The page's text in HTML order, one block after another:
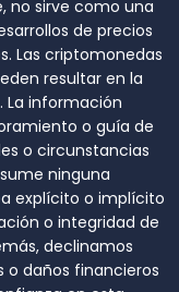
no sirve como una
de precios
Las criptomonedas
resultar en la
La información
o guía de
o circunstancias
ninguna
explícito o implícito
o integridad de
declinamos
o daños financieros